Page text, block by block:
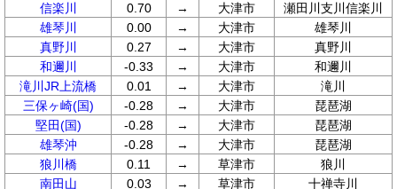
信楽川
0.70 → 大津市
瀬田川支川信楽川
雄琴川
0.00 → 大津市
雄琴川
真野川
0.27 → 大津市
真野川
和邇川
-0.33 → 大津市
和邇川
滝川JR上流橋
0.01 → 大津市
滝川
三保ヶ崎(国)
-0.28 → 大津市
琵琶湖
堅田(国)
-0.28 → 大津市
琵琶湖
雄琴沖
-0.28 → 大津市
琵琶湖
狼川橋
0.11 → 草津市
狼川
南田山
0.03 → 草津市
十禅寺川